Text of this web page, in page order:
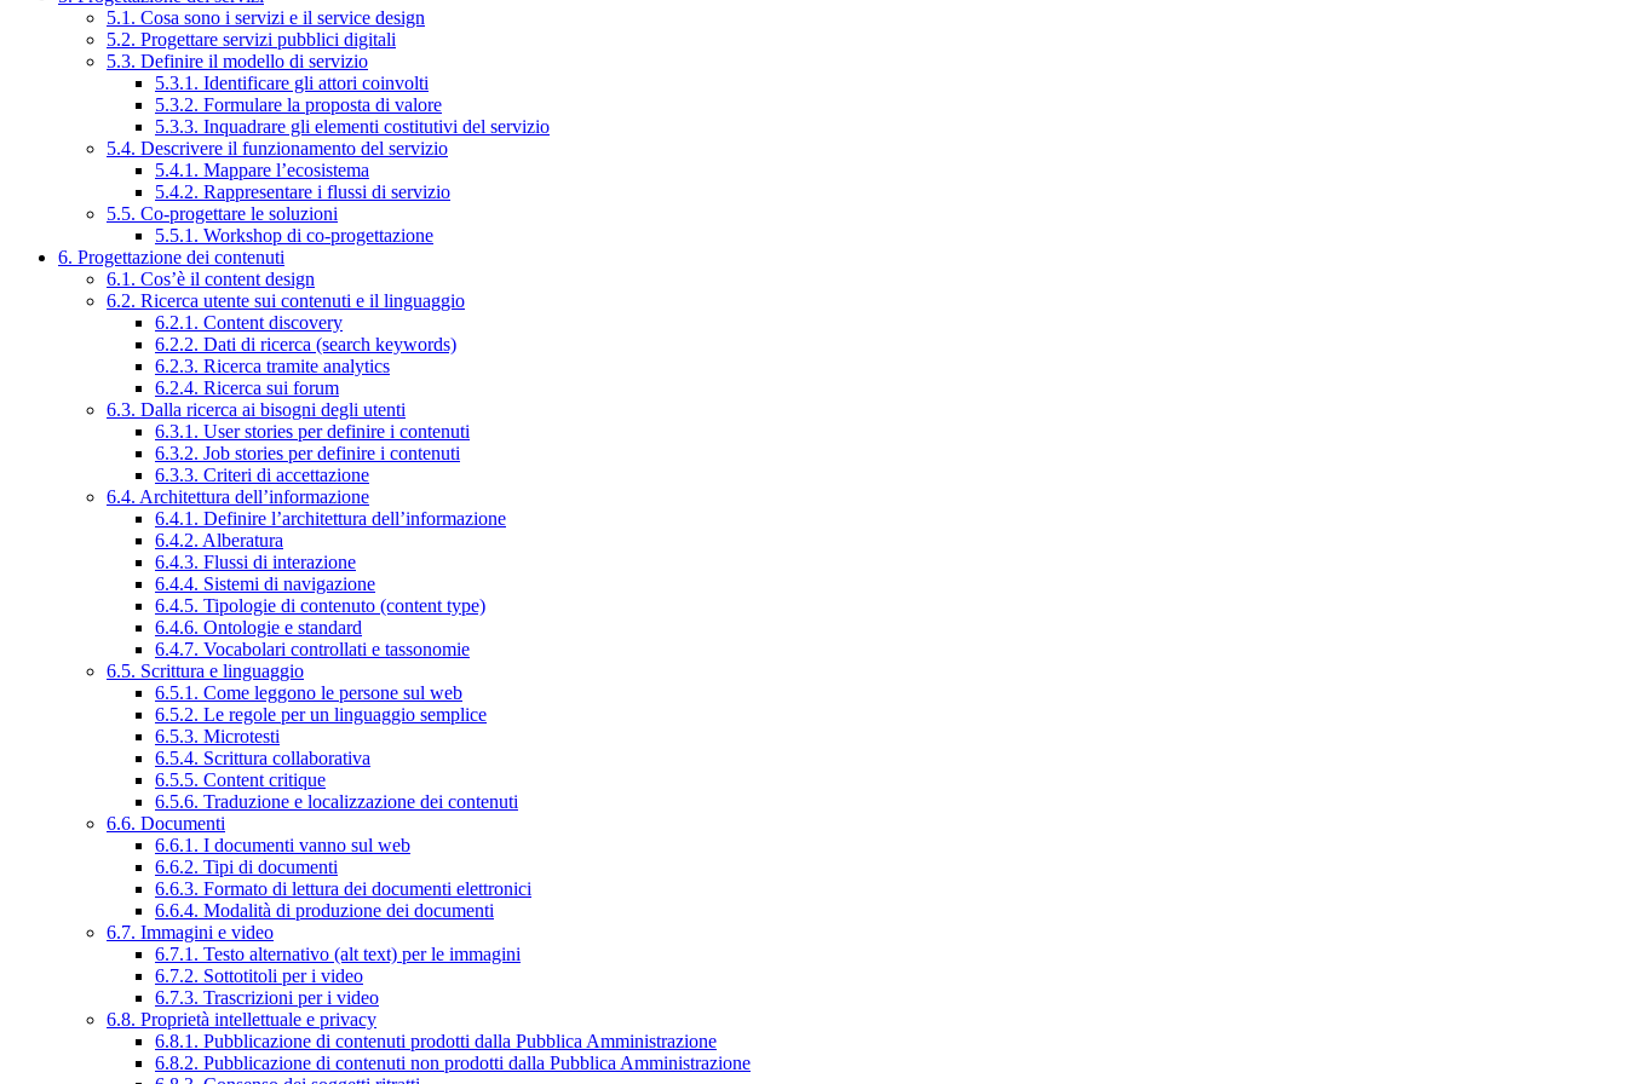
5.1. Cosa sono i servizi e il service design
5.2. Progettare servizi pubblici digitali
5.3. Definire il modello di servizio
5.3.1. Identificare gli attori coinvolti
5.3.2. Formulare la proposta di valore
5.3.3. Inquadrare gli elementi costitutivi del servizio
5.4. Descrivere il funzionamento del servizio
5.4.1. Mappare l’ecosistema
5.4.2. Rappresentare i flussi di servizio
5.5. Co-progettare le soluzioni
5.5.1. Workshop di co-progettazione
6. Progettazione dei contenuti
6.1. Cos’è il content design
6.2. Ricerca utente sui contenuti e il linguaggio
6.2.1. Content discovery
6.2.2. Dati di ricerca (search keywords)
6.2.3. Ricerca tramite analytics
6.2.4. Ricerca sui forum
6.3. Dalla ricerca ai bisogni degli utenti
6.3.1. User stories per definire i contenuti
6.3.2. Job stories per definire i contenuti
6.3.3. Criteri di accettazione
6.4. Architettura dell’informazione
6.4.1. Definire l’architettura dell’informazione
6.4.2. Alberatura
6.4.3. Flussi di interazione
6.4.4. Sistemi di navigazione
6.4.5. Tipologie di contenuto (content type)
6.4.6. Ontologie e standard
6.4.7. Vocabolari controllati e tassonomie
6.5. Scrittura e linguaggio
6.5.1. Come leggono le persone sul web
6.5.2. Le regole per un linguaggio semplice
6.5.3. Microtesti
6.5.4. Scrittura collaborativa
6.5.5. Content critique
6.5.6. Traduzione e localizzazione dei contenuti
6.6. Documenti
6.6.1. I documenti vanno sul web
6.6.2. Tipi di documenti
6.6.3. Formato di lettura dei documenti elettronici
6.6.4. Modalità di produzione dei documenti
6.7. Immagini e video
6.7.1. Testo alternativo (alt text) per le immagini
6.7.2. Sottotitoli per i video
6.7.3. Trascrizioni per i video
6.8. Proprietà intellettuale e privacy
6.8.1. Pubblicazione di contenuti prodotti dalla Pubblica Amministrazione
6.8.2. Pubblicazione di contenuti non prodotti dalla Pubblica Amministrazione